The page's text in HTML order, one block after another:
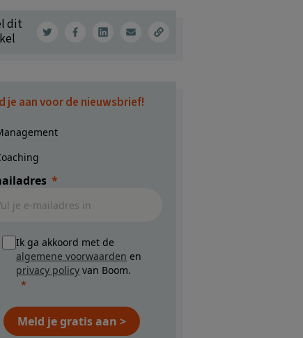
dit
je aan voor de nieuwsbrief!
Ik ga akkoord met de
algemene voorwaarden en
privacy policy van Boom.
Meld je gratis aan >